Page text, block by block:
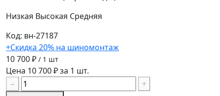
Низкая Высокая Средняя
Код: вн-27187
+Скидка 20% на шиномонтаж
10 700 ₽ / 1 шт
Цена 10 700 ₽ за 1 шт.
−
+